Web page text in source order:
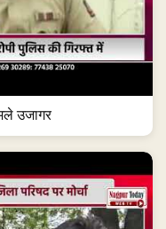
उजागर